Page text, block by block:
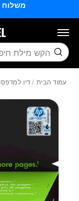
משלוח
חיפוש
עמוד הבית / דיו